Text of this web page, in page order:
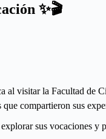
✨🎬
visitar la Facultad de
compartieron sus
sus vocaciones